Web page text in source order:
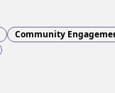
Community